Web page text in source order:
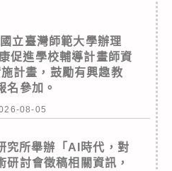
立臺灣師範大學辦理
促進學校輔導計畫師資
計畫，鼓勵有興趣教
名參加。
08-05
究所舉辦「AI時代，對
研討會徵稿相關資訊，